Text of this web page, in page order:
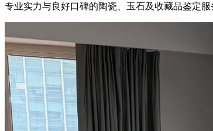
专业实力与良好口碑的陶瓷、玉石及收藏品鉴定